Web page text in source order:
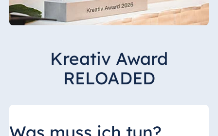
Kreativ Award
RELOADED